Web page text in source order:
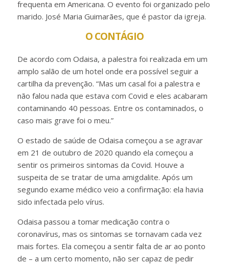
frequenta em Americana. O evento foi organizado pelo
marido. José Maria Guimarães, que é pastor da igreja.
O CONTÁGIO
De acordo com Odaisa, a palestra foi realizada em um
amplo salão de um hotel onde era possível seguir a
cartilha da prevenção. “Mas um casal foi a palestra e
não falou nada que estava com Covid e eles acabaram
contaminando 40 pessoas. Entre os contaminados, o
caso mais grave foi o meu.”
O estado de saúde de Odaisa começou a se agravar
em 21 de outubro de 2020 quando ela começou a
sentir os primeiros sintomas da Covid. Houve a
suspeita de se tratar de uma amigdalite. Após um
segundo exame médico veio a confirmação: ela havia
sido infectada pelo vírus.
Odaisa passou a tomar medicação contra o
coronavírus, mas os sintomas se tornavam cada vez
mais fortes. Ela começou a sentir falta de ar ao ponto
de – a um certo momento, não ser capaz de pedir